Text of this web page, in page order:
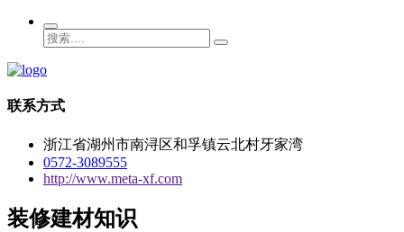
联系方式
浙江省湖州市南浔区和孚镇云北村牙家湾
0572-3089555
http://www.meta-xf.com
装修建材知识